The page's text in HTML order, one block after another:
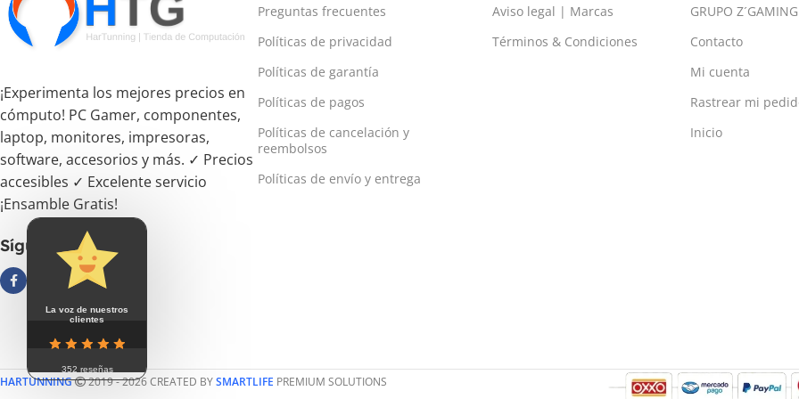
¡Experimenta los mejores precios en
cómputo! PC Gamer, componentes,
laptop, monitores, impresoras,
software, accesorios y más. ✓ Precios
accesibles ✓ Excelente servicio
¡Ensamble Gratis!
Síguenos
Preguntas frecuentes
Políticas de privacidad
Políticas de garantía
Políticas de pagos
Políticas de cancelación y
reembolsos
Políticas de envío y entrega
Aviso legal | Marcas
Términos & Condiciones
GRUPO Z´GAMING
Contacto
Mi cuenta
Rastrear mi
Inicio
HARTUNNING 2019 - 2026 CREATED BYSMARTLIFE PREMIUM SOLUTIONS
La voz de nuestros
clientes
352 reseñas